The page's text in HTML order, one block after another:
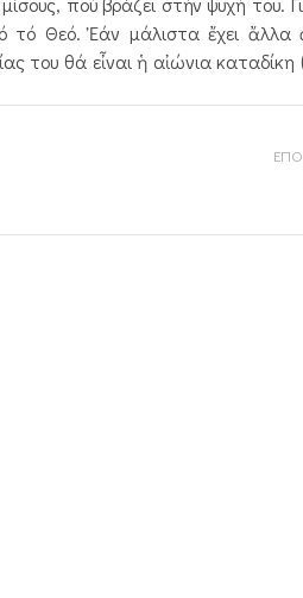
τό Θεό. Ἐάν μάλιστα ἔχει
θά εἶναι ἡ αἰώνια καταδίκη (